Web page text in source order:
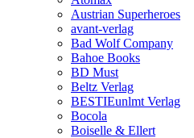
Austrian Superheroes
avant-verlag
Bad Wolf Company
Bahoe Books
BD Must
Beltz Verlag
BESTIEunlmt Verlag
Bocola
Boiselle & Ellert